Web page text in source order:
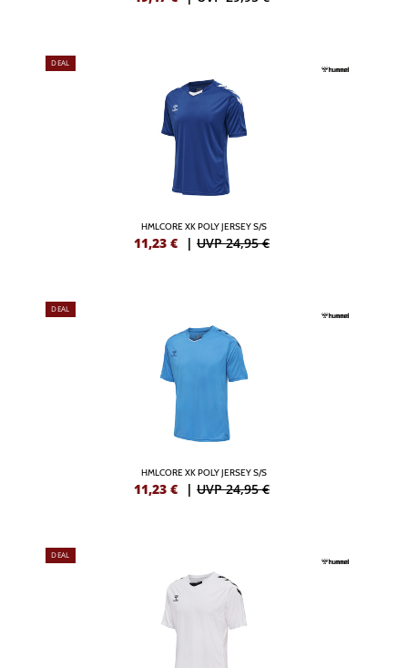
DEAL
HMLCORE XK POLY JERSEY S/S
11,23 € | UVP 24,95 €
DEAL
HMLCORE XK POLY JERSEY S/S
11,23 € | UVP 24,95 €
DEAL